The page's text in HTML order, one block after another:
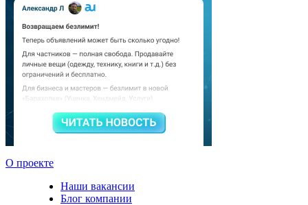
О проекте
Наши вакансии
Блог компании